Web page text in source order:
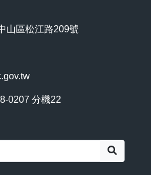
山區松江路209號
0207 分機22